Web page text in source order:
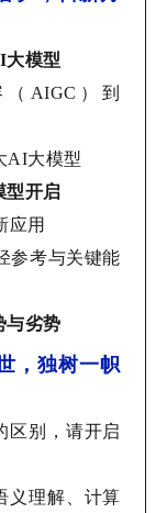
大模型
AIGC ）到
AI大模型
型开启
应用
参考与关键能
与劣势
，独树一帜
区别，请开启
义理解、计算